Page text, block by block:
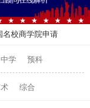
名校商学院申请
中学 预科
综合